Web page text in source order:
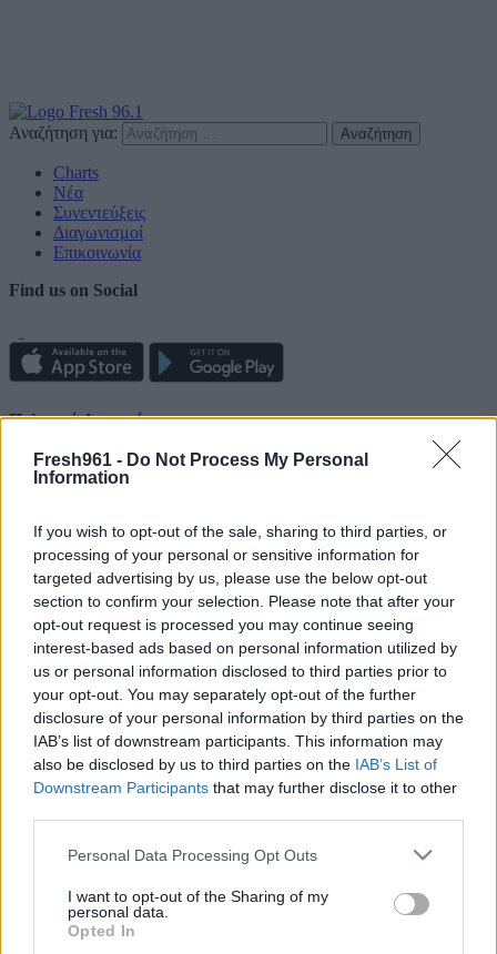
Fresh961 - Do Not Process My Personal
Information
If you wish to opt-out of the sale, sharing to third parties, or
processing of your personal or sensitive information for
targeted advertising by us, please use the below opt-out
section to confirm your selection. Please note that after your
opt-out request is processed you may continue seeing
interest-based ads based on personal information utilized by
us or personal information disclosed to third parties prior to
your opt-out. You may separately opt-out of the further
disclosure of your personal information by third parties on the
IAB’s list of downstream participants. This information may
also be disclosed by us to third parties on the IAB’s List of
Downstream Participants that may further disclose it to other
Please note that this website/app uses one or more Google
not limited to your visit or usage behaviour. You may click to
grant or deny consent to Google and its third-party tags to
use your data for below specified purposes in below Google
Personal Data Processing Opt Outs
I want to opt-out of the Sharing of my
personal data.
Opted In
Αναζήτηση για:
Charts
Νέα
Συνεντεύξεις
Διαγωνισμοί
Επικοινωνία
Find us on Social
Πολιτική Απορρήτου
Διαφημιστείτε
Designed & Developed by
/ /Ότι πιο έξυπνο σκεφτείς, στο ΧΤΥΠΑ ΤΟ
θα το βρεις!
27/12/2021
Ότι πιο έξυπνο σκεφτείς, στο ΧΤΥΠΑ ΤΟ θα το βρεις!
Ότι πιο έξυπνο σκεφτείς, στο ΧΤΥΠΑ ΤΟ θα το βρεις.
Στα καταστήματα ΧΤΥΠΑ ΤΟ:
ΧΤΥΠΑ ΤΟ στο κέντρο Δωδεκανήσου 11,
Megastore ΧΤΥΠΑ ΤΟ στο 7ο Χλμ. Θεσσαλονίκης Λαγκαδά,
Θα βρεις ότι χρειαστείς.